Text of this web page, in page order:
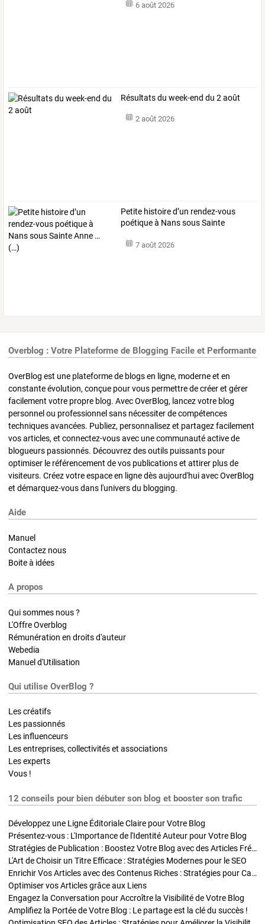
6 août 2026
Résultats du week-end du 2 août
2 août 2026
Petite histoired’un rendez-vous
poétiqueà NanssousSainte
7 août 2026
Overblog : Votre Plateforme de Blogging Facile et Performante
OverBlog est une plateforme de blogs en ligne, moderne et en
constante évolution, conçue pour vous permettre de créer et gérer
facilement votre propre blog. Avec OverBlog, lancez votre blog
personnel ou professionnel sans nécessiter de compétences
techniques avancées. Publiez, personnalisez et partagez facilement
vos articles, et connectez-vous avec une communauté active de
blogueurs passionnés. Découvrez des outils puissants pour
optimiser le référencement de vos publications et attirer plus de
visiteurs. Créez votre espace en ligne dès aujourd'hui avec OverBlog
et démarquez-vous dans l'univers du blogging.
Aide
Manuel
Contactez nous
Boite à idées
A propos
Qui sommes nous ?
L'Offre Overblog
Rémunération en droits d'auteur
Webedia
Manuel d'Utilisation
Qui utilise OverBlog ?
Les créatifs
Les passionnés
Les influenceurs
Les entreprises, collectivités et associations
Les experts
Vous !
12 conseils pour bien débuter son blog et booster son trafic
Développez une Ligne Éditoriale Claire pour Votre Blog
Présentez-vous : L'Importance de l'Identité Auteur pour Votre Blog
Stratégies de Publication : Boostez Votre Blog avec des Articles Fréquents et Exclusifs
L'Art de Choisir un Titre Efficace : Stratégies Modernes pour le SEO
Enrichir Vos Articles avec des Contenus Riches : Stratégies pour Captiver et Optimiser
Optimiser vos Articles grâce aux Liens
Engagez la Conversation pour Accroître la Visibilité de Votre Blog
Amplifiez la Portée de Votre Blog : Le partage est la clé du succès !